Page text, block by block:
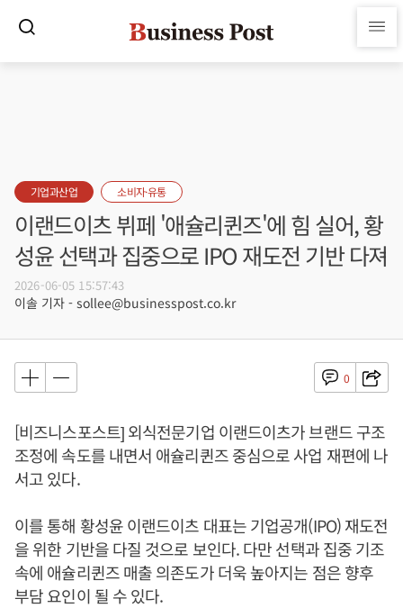
기업과산업 소비자·유통
이랜드이츠 뷔페 '애슐리퀸즈'에 힘 실어, 황
성윤 선택과 집중으로 IPO 재도전 기반 다져
2026-06-05 15:57:43
이솔 기자 - sollee@businesspost.co.kr
0
[비즈니스포스트] 외식전문기업 이랜드이츠가 브랜드 구조
조정에 속도를 내면서 애슐리퀸즈 중심으로 사업 재편에 나
서고 있다.
이를 통해 황성윤 이랜드이츠 대표는 기업공개(IPO) 재도전
을 위한 기반을 다질 것으로 보인다. 다만 선택과 집중 기조
속에 애슐리퀸즈 매출 의존도가 더욱 높아지는 점은 향후
부담 요인이 될 수 있다.